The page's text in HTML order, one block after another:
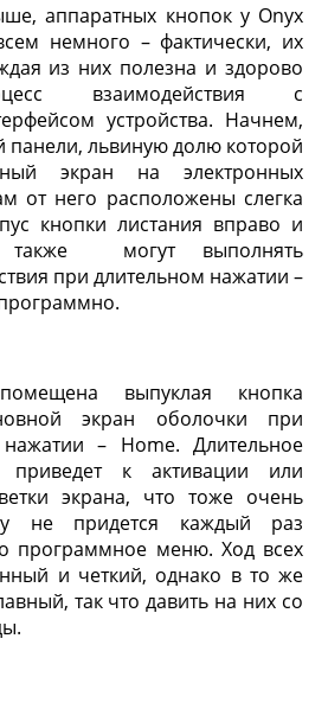
аппаратных кнопок у Onyx
немного – фактически, их
из них полезна и здорово
взаимодействия с
устройства. Начнем,
панели, львиную долю которой
экран на электронных
от него расположены слегка
кнопки листания вправо и
также могут выполнять
при длительном нажатии –
выпуклая кнопка
экран оболочки при
– Home. Длительное
к активации или
экрана, что тоже очень
не придется каждый раз
программное меню. Ход всех
и четкий, однако в то же
так что давить на них со